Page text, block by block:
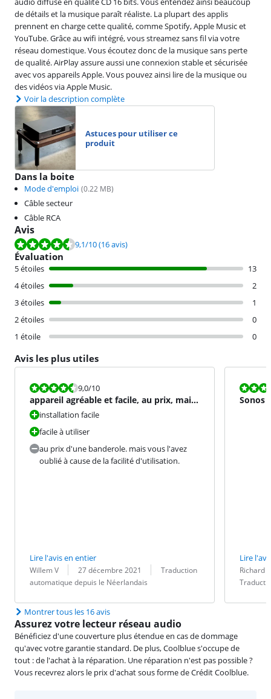
de détails et la musique paraît réaliste. La plupart des applis
prennent en charge cette qualité, comme Spotify, Apple Music et
YouTube. Grâce au wifi intégré, vous streamez sans fil via votre
réseau domestique. Vous écoutez donc de la musique sans perte
de qualité. AirPlay assure aussi une connexion stable et sécurisée
avec vos appareils Apple. Vous pouvez ainsi lire de la musique ou
des vidéos via Apple Music.
Voir la description complète
Astuces pour utiliser ce
produit
Dans la boite
Mode d'emploi (0.22 MB)
Câble secteur
Câble RCA
Avis
La note est de 9,1 sur 10, basée sur 16 avis.
9,1/10(16 avis)
Évaluation
5 étoiles
13
4 étoiles
2
3 étoiles
1
2 étoiles
0
1 étoile
0
Avis les plus utiles
La note est 9,0 sur 10.
9,0/10
appareil agréable et facile, au prix, mais
pas de soucis ave
installation facile
facile à utiliser
au prix d'une banderole. mais vous l'avez
oublié à cause de la facilité d'utilisation.
Lire l'avis en entier
Évaluation par :
Willem V
Date : 27 décembre 2021
Traduction :
Traduction
automatique depuis le Néerlandais
La note est
Sonos
Lire
Évaluation
Richard
Date :
Traduction :
Montrer tous les 16 avis
Assurez votre lecteur réseau audio
Bénéficiez d'une couverture plus étendue en cas de dommage
qu'avec votre garantie standard. De plus, Coolblue s'occupe de
tout : de l'achat à la réparation. Une réparation n'est pas possible ?
Vous recevrez alors le prix d'achat sous forme de Crédit Coolblue.